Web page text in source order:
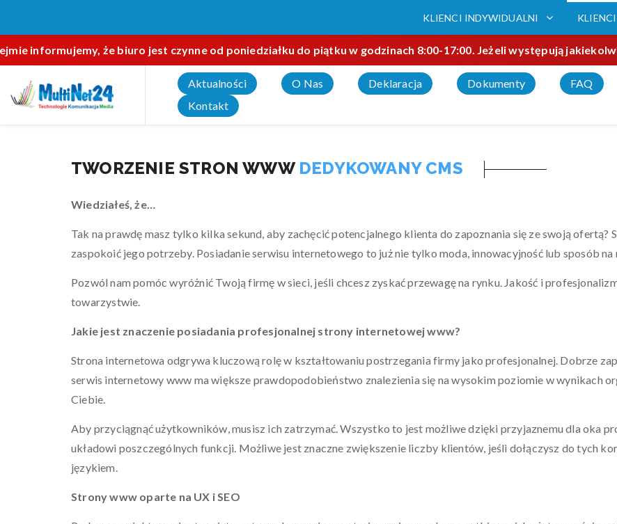
KLIENCI INDYWIDUALNI
informujemy, że biuro jest czynne od poniedziałku do piątku w godzinach 8:00-17:00. Jeżeli występują
Aktualności O Nas Deklaracja Dokumenty
FAQ
Kontakt
TWORZENIE STRON WWWDEDYKOWANY CMS
Wiedziałeś, że…
Tak na prawdę masz tylko kilka sekund, aby zachęcić potencjalnego klienta do zapoznania się ze swoją
zaspokoić jego potrzeby. Posiadanie serwisu internetowego to już nie tylko moda, innowacyjność lub sposób
Pozwól nam pomóc wyróżnić Twoją firmę w sieci, jeśli chcesz zyskać przewagę na rynku. Jakość i
towarzystwie.
Jakie jest znaczenie posiadania profesjonalnej strony internetowej www?
Strona internetowa odgrywa kluczową rolę w kształtowaniu postrzegania firmy jako profesjonalnej. Dobrze
serwis internetowy www ma większe prawdopodobieństwo znalezienia się na wysokim poziomie w wynikach
Ciebie.
Aby przyciągnąć użytkowników, musisz ich zatrzymać. Wszystko to jest możliwe dzięki przyjaznemu dla oka
układowi poszczególnych funkcji. Możliwe jest znaczne zwiększenie liczby klientów, jeśli dołączysz do tych
językiem.
Strony www oparte na UX i SEO